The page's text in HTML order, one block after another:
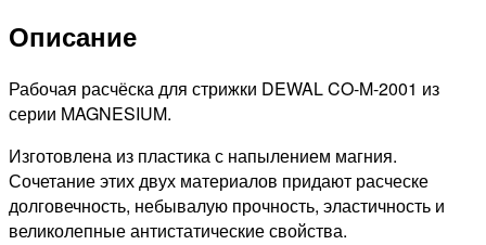
черная,
Описание
Рабочая расчёска для стрижки DEWAL CO-M-2001 из
серии MAGNESIUM.
Изготовлена из пластика с напылением магния.
Сочетание этих двух материалов придают расческе
долговечность, небывалую прочность, эластичность и
великолепные антистатические свойства.